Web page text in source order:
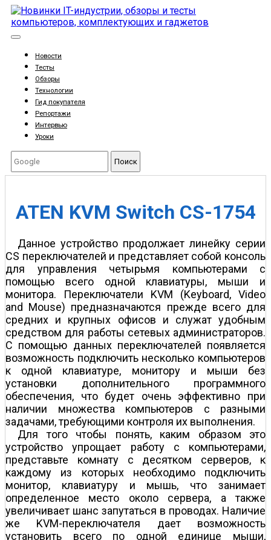
Новости
Тесты
Обзоры
Технологии
Гид покупателя
Репортажи
Интервью
Уроки
Поиск
ATEN KVM Switch CS-1754
Данное устройство продолжает линейку серии
CS переключателей и представляет собой консоль
для управления четырьмя компьютерами с
помощью всего одной клавиатуры, мыши и
монитора. Переключатели KVM (Keyboard, Video
and Mouse) предназначаются прежде всего для
средних и крупных офисов и служат удобным
средством для работы сетевых администраторов.
С помощью данных переключателей появляется
возможность подключить несколько компьютеров
к одной клавиатуре, монитору и мыши без
установки дополнительного программного
обеспечения, что будет очень эффективно при
наличии множества компьютеров с разными
задачами, требующими контроля их выполнения.
Для того чтобы понять, каким образом это
устройство упрощает работу с компьютерами,
представьте комнату с десятком серверов, к
каждому из которых необходимо подключить
монитор, клавиатуру и мышь, что занимает
определенное место около сервера, а также
увеличивает шанс запутаться в проводах. Наличие
же KVM-переключателя дает возможность
установить всего по одной единице мыши,